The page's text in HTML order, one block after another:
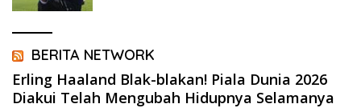
BERITA NETWORK
Erling Haaland Blak-blakan! Piala Dunia 2026
Diakui Telah Mengubah Hidupnya Selamanya